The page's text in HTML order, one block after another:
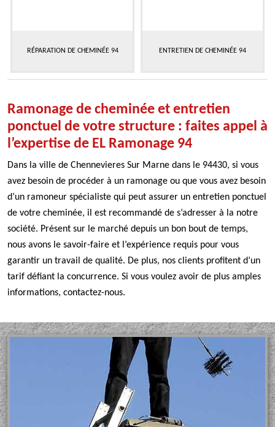
RÉPARATION DE CHEMINÉE 94 ENTRETIEN DE CHEMINÉE 94
Ramonage de cheminée et entretien
ponctuel de votre structure : faites appel à
l’expertise de EL Ramonage 94
Dans la ville de Chennevieres Sur Marne dans le 94430, si vous
avez besoin de procéder à un ramonage ou que vous avez besoin
d’un ramoneur spécialiste qui peut assurer un entretien ponctuel
de votre cheminée, il est recommandé de s’adresser à la notre
société. Présent sur le marché depuis un bon bout de temps,
nous avons le savoir-faire et l’expérience requis pour vous
garantir un travail de qualité. De plus, nos clients profitent d’un
tarif défiant la concurrence. Si vous voulez avoir de plus amples
informations, contactez-nous.